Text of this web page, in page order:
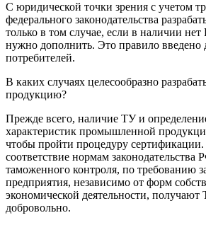
С юридической точки зрения с учетом
федерального законодательства
только в том случае, если в наличии
нужно дополнить. Это правило введено
потребителей.
В каких случаях целесообразно
продукцию?
Прежде всего, наличие ТУ и
характеристик промышленной
чтобы пройти процедуру
соответствие нормам
таможенного контроля, по требованию
предприятия, независимо от форм
экономической деятельности, получают
добровольно.